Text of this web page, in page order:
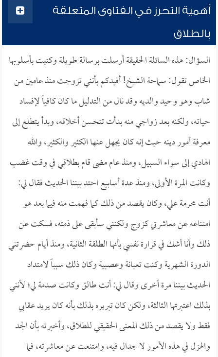
أهمية التحرز في الفتاوى المتعلقة
بالطلاق
السؤال: هذه السائلة الحقيقة أرسلت برسالة طويلة وكتبت بأسلوبها
الخاص تقول: سماحة الشيخ! أفيدكم بأنني تزوجت منذ عامين من
شاب وهو وحيد والديه وقد نال من التدليل ما كان كافياً لإفساد
حياته، ولكنه بعد زواجي منه بدأت تتحسن أخلاقه، وبدأ يتطلع إلى
معرفة أمور دينه حيث إنه كان يجهل عنها الكثير والكثير، والله
الهادي إلى سواء السبيل، ومنذ عام مضى قام بطلاقي في وقت غضب
وكانت المرة الأولى، ومنذ عدة أسابيع احتد بيننا الحديث فقال لي:
أنت محرمة علي، وكان يقصد من ذلك كما فهمت منه فيما بعد هو
امتناعه عن معاشرتي كزوج ولكنني سأبقى على ذمته، فسكت عن
ذلك وأنا أشك في قرارة نفسي بأنها الطلقة الثانية، ومنذ أيام حضرتني
الدورة الشهرية وكنت تعبانة وعصبية وكان ذلك سبباً لامتداد
الحديث بيننا مرة أخرى وقال لي: أنت طالق وكانت صدمة لي؛ لأنني
بذلك اعتبرتها الثالثة، ولكن كان تبريره بذلك بأنه كان يريد عقابي
فقط ولا يقصد من ذلك المعنى الحقيقي للطلاق، وأخبرته بأن الجد
والهزل في هذه الأمور لا جدال فيه، وامتنعت عن معاشرته، فما